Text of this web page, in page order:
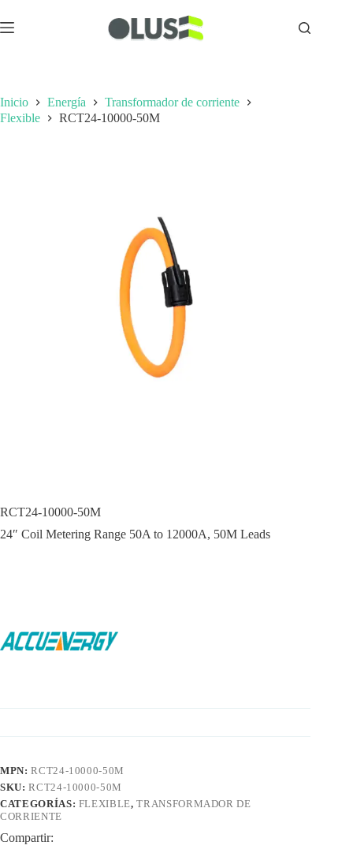
Inicio Energía
Transformador de corriente
Flexible
RCT24-10000-50M
RCT24-10000-50M
24″ Coil Metering Range 50A to 12000A, 50M Leads
MPN:RCT24-10000-50M
SKU:RCT24-10000-50M
CATEGORÍAS: FLEXIBLE,TRANSFORMADOR DE
CORRIENTE
Compartir: